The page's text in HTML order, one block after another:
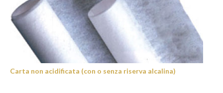
Carta non acidificata (con o senza riserva alcalina)